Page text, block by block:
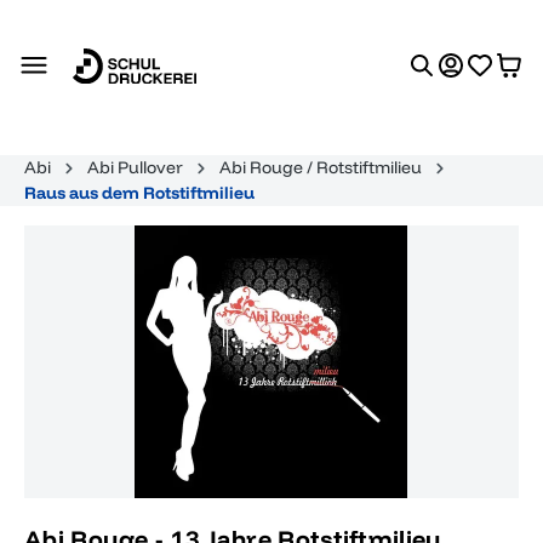
Abi Abi Pullover
Abi Rouge / Rotstiftmilieu
Raus aus dem Rotstiftmilieu